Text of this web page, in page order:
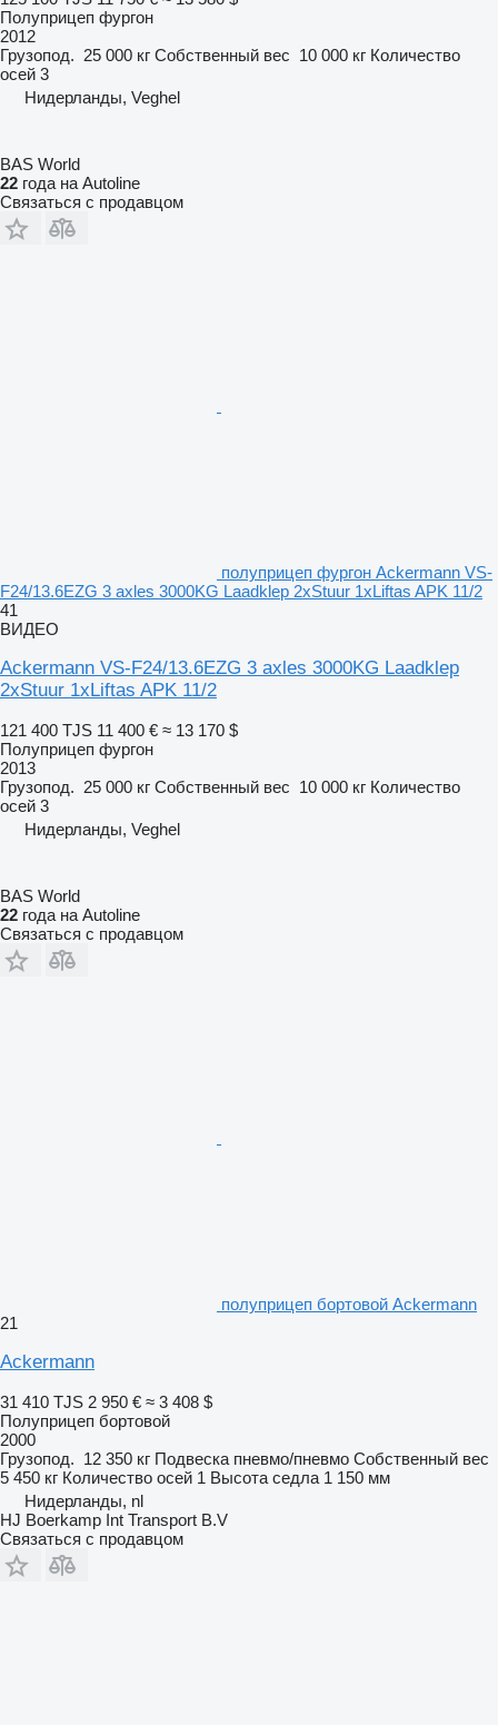
Полуприцеп фургон
2012
Грузопод. 25 000 кг Собственный вес 10 000 кг Количество
осей 3
Нидерланды, Veghel
BAS World
22 года на Autoline
Связаться с продавцом
полуприцеп фургон Ackermann VS-
F24/13.6EZG 3 axles 3000KG Laadklep 2xStuur 1xLiftas APK 11/2
41
ВИДЕО
Ackermann VS-F24/13.6EZG 3 axles 3000KG Laadklep
2xStuur 1xLiftas APK 11/2
121 400 TJS 11 400 € ≈ 13 170 $
Полуприцеп фургон
2013
Грузопод. 25 000 кг Собственный вес 10 000 кг Количество
осей 3
Нидерланды, Veghel
BAS World
22 года на Autoline
Связаться с продавцом
полуприцеп бортовой Ackermann
21
Ackermann
31 410 TJS 2 950 € ≈ 3 408 $
Полуприцеп бортовой
2000
Грузопод. 12 350 кг Подвеска пневмо/пневмо Собственный вес
5 450 кг Количество осей 1 Высота седла 1 150 мм
Нидерланды, nl
HJ Boerkamp Int Transport B.V
Связаться с продавцом